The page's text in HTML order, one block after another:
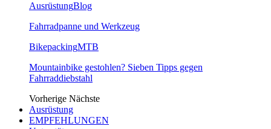
AusrüstungBlog
Fahrradpanne und Werkzeug
BikepackingMTB
Mountainbike gestohlen? Sieben Tipps gegen
Fahrraddiebstahl
Vorherige Nächste
Ausrüstung
EMPFEHLUNGEN